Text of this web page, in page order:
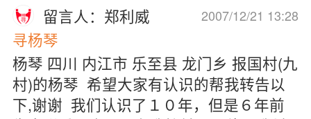
2007/12/21 13:28
留言人：郑利威
寻杨琴
杨琴 四川 内江市 乐至县 龙门乡 报国村(九
村)的杨琴 希望大家有认识的帮我转告以
下,谢谢 我们认识了１０年，但是６年前